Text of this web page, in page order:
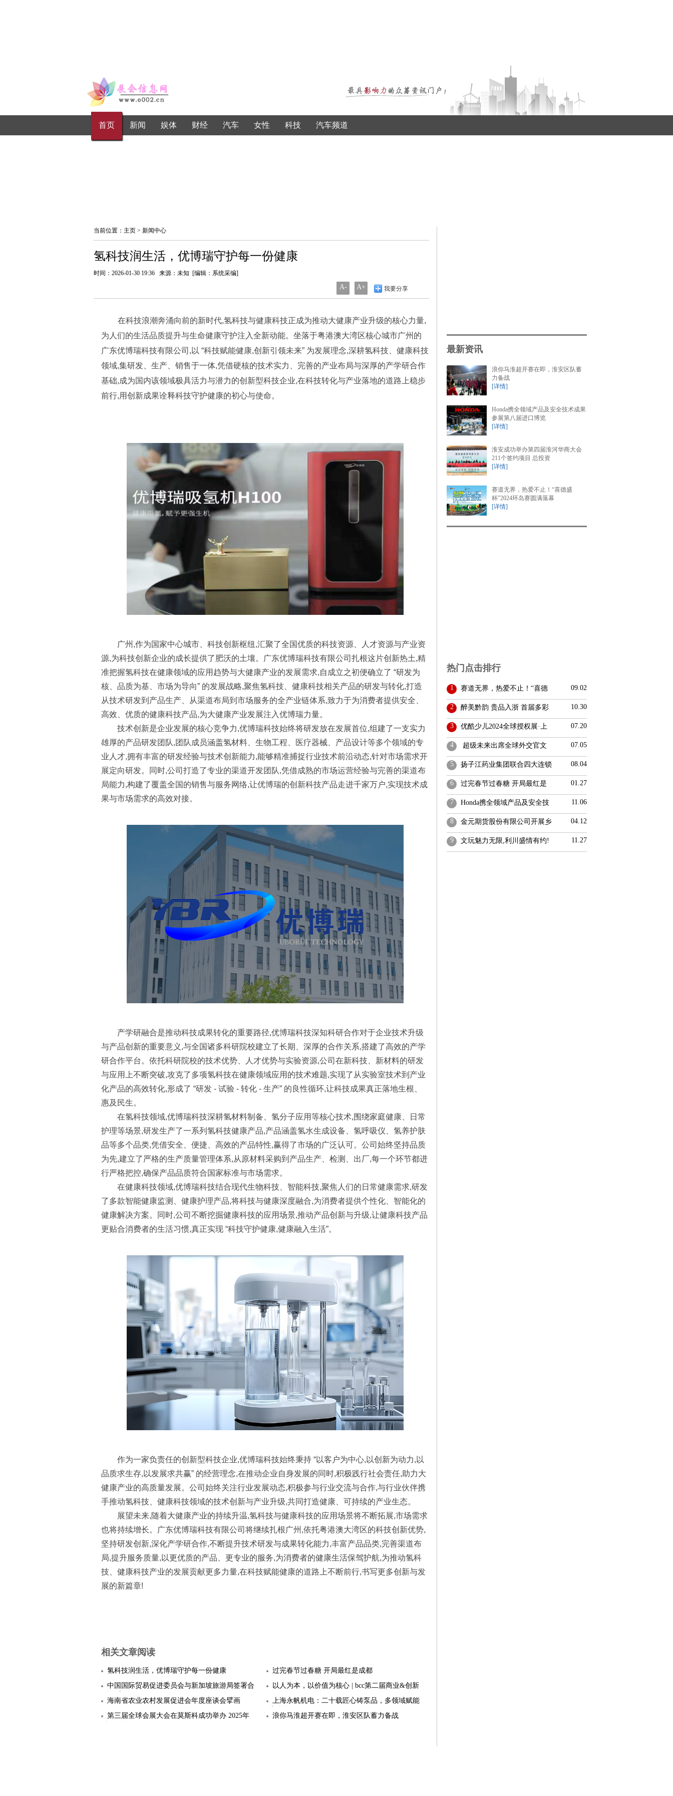
首页 新闻 娱体 财经 汽车 女性 科技 汽车频道
当前位置： 主页 > 新闻中心
氢科技润生活，优博瑞守护每一份健康
时间：2026-01-30 19:36 来源：未知 [编辑：系统采编]
A- A+ 我要分享
在科技浪潮奔涌向前的新时代,氢科技与健康科技正成为推动大健康产业升级的核心力量,
为人们的生活品质提升与生命健康守护注入全新动能。坐落于粤港澳大湾区核心城市广州的
广东优博瑞科技有限公司,以 “科技赋能健康,创新引领未来” 为发展理念,深耕氢科技、健康科技
领域,集研发、生产、销售于一体,凭借硬核的技术实力、完善的产业布局与深厚的产学研合作
基础,成为国内该领域极具活力与潜力的创新型科技企业,在科技转化与产业落地的道路上稳步
前行,用创新成果诠释科技守护健康的初心与使命。
广州,作为国家中心城市、科技创新枢纽,汇聚了全国优质的科技资源、人才资源与产业资
源,为科技创新企业的成长提供了肥沃的土壤。广东优博瑞科技有限公司扎根这片创新热土,精
准把握氢科技在健康领域的应用趋势与大健康产业的发展需求,自成立之初便确立了 “研发为
核、品质为基、市场为导向” 的发展战略,聚焦氢科技、健康科技相关产品的研发与转化,打造
从技术研发到产品生产、从渠道布局到市场服务的全产业链体系,致力于为消费者提供安全、
高效、优质的健康科技产品,为大健康产业发展注入优博瑞力量。
技术创新是企业发展的核心竞争力,优博瑞科技始终将研发放在发展首位,组建了一支实力
雄厚的产品研发团队,团队成员涵盖氢材料、生物工程、医疗器械、产品设计等多个领域的专
业人才,拥有丰富的研发经验与技术创新能力,能够精准捕捉行业技术前沿动态,针对市场需求开
展定向研发。同时,公司打造了专业的渠道开发团队,凭借成熟的市场运营经验与完善的渠道布
局能力,构建了覆盖全国的销售与服务网络,让优博瑞的创新科技产品走进千家万户,实现技术成
果与市场需求的高效对接。
产学研融合是推动科技成果转化的重要路径,优博瑞科技深知科研合作对于企业技术升级
与产品创新的重要意义,与全国诸多科研院校建立了长期、深厚的合作关系,搭建了高效的产学
研合作平台。依托科研院校的技术优势、人才优势与实验资源,公司在新科技、新材料的研发
与应用上不断突破,攻克了多项氢科技在健康领域应用的技术难题,实现了从实验室技术到产业
化产品的高效转化,形成了 “研发 - 试验 - 转化 - 生产” 的良性循环,让科技成果真正落地生根、
惠及民生。
在氢科技领域,优博瑞科技深耕氢材料制备、氢分子应用等核心技术,围绕家庭健康、日常
护理等场景,研发生产了一系列氢科技健康产品,产品涵盖氢水生成设备、氢呼吸仪、氢养护肤
品等多个品类,凭借安全、便捷、高效的产品特性,赢得了市场的广泛认可。公司始终坚持品质
为先,建立了严格的生产质量管理体系,从原材料采购到产品生产、检测、出厂,每一个环节都进
行严格把控,确保产品品质符合国家标准与市场需求。
在健康科技领域,优博瑞科技结合现代生物科技、智能科技,聚焦人们的日常健康需求,研发
了多款智能健康监测、健康护理产品,将科技与健康深度融合,为消费者提供个性化、智能化的
健康解决方案。同时,公司不断挖掘健康科技的应用场景,推动产品创新与升级,让健康科技产品
更贴合消费者的生活习惯,真正实现 “科技守护健康,健康融入生活”。
作为一家负责任的创新型科技企业,优博瑞科技始终秉持 “以客户为中心,以创新为动力,以
品质求生存,以发展求共赢” 的经营理念,在推动企业自身发展的同时,积极践行社会责任,助力大
健康产业的高质量发展。公司始终关注行业发展动态,积极参与行业交流与合作,与行业伙伴携
手推动氢科技、健康科技领域的技术创新与产业升级,共同打造健康、可持续的产业生态。
展望未来,随着大健康产业的持续升温,氢科技与健康科技的应用场景将不断拓展,市场需求
也将持续增长。广东优博瑞科技有限公司将继续扎根广州,依托粤港澳大湾区的科技创新优势,
坚持研发创新,深化产学研合作,不断提升技术研发与成果转化能力,丰富产品品类,完善渠道布
局,提升服务质量,以更优质的产品、更专业的服务,为消费者的健康生活保驾护航,为推动氢科
技、健康科技产业的发展贡献更多力量,在科技赋能健康的道路上不断前行,书写更多创新与发
展的新篇章!
相关文章阅读
氢科技润生活，优博瑞守护每一份健康
过完春节过春糖 开局最红是成都
中国国际贸易促进委员会与新加坡旅游局签署合
以人为本，以价值为核心 | bcc第二届商业&创新
海南省农业农村发展促进会年度座谈会擘画
上海永帆机电：二十载匠心铸泵品，多领域赋能
第三届全球会展大会在莫斯科成功举办 2025年
浪你马淮超开赛在即，淮安区队蓄力备战
最新资讯
浪你马淮超开赛在即，淮安区队蓄
力备战
[详情]
Honda携全领域产品及安全技术成果
参展第八届进口博览
[详情]
淮安成功举办第四届淮河华商大会
211个签约项目 总投资
[详情]
赛道无界，热爱不止！“喜德盛
杯”2024环岛赛圆满落幕
[详情]
热门点击排行
1 赛道无界，热爱不止！“喜德 09.02
2 醉美黔韵 贵品入浙 首届多彩 10.30
3 优酷少儿2024全球授权展·上 07.20
4 超级未来出席全球外交官文 07.05
5 扬子江药业集团联合四大连锁 08.04
6 过完春节过春糖 开局最红是 01.27
7 Honda携全领域产品及安全技 11.06
8 金元期货股份有限公司开展乡 04.12
9 文玩魅力无限,利川盛情有约! 11.27